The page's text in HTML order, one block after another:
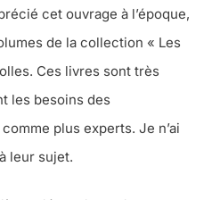
cet ouvrage à l’époque,
de la collection « Les
Ces livres sont très
les besoins des
plus experts. Je n’ai
leur sujet.